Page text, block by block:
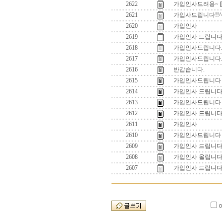
2622
가입인사드려용~
2621
가입사드립니다
2620
가입인사
2619
가입인사 드립니
2618
가입인사드립니다.
2617
가입인사드립니다.
2616
반갑습니다.
2615
가입인사드립니다
2614
가입인사 드립니다
2613
가입인사드립니다
2612
가입인사 드립니
2611
가입인사
2610
가입인사드립니다
2609
가입인사 드립니다
2608
가입인사 올립니
2607
가입인사 드립니